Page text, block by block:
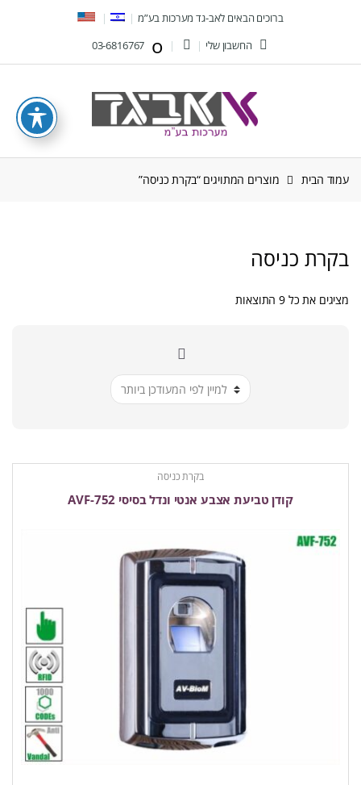
ברוכים הבאים לאב-גד מערכות בע”מ
החשבון שלי
עמוד הבית מוצרים המתויגים “בקרת כניסה”
בקרת כניסה
מציגים את כל ⁦9⁩ התוצאות
ממוין
ביותר
בקרת כניסה
קודן טביעת אצבע אנטי ונדל בסיסי AVF-752